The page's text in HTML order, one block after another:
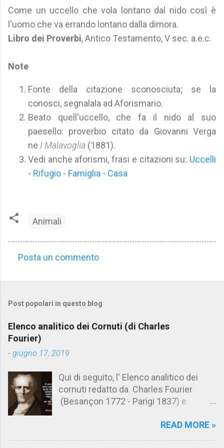
Come un uccello che vola lontano dal nido così è
l'uomo che va errando lontano dalla dimora.
Libro dei Proverbi, Antico Testamento, V sec. a.e.c.
Note
Fonte della citazione sconosciuta; se la
conosci, segnalala ad Aforismario.
Beato quell'uccello, che fa il nido al suo
paesello: proverbio citato da Giovanni Verga
ne I Malavoglia (1881).
Vedi anche aforismi, frasi e citazioni su: Uccelli
- Rifugio - Famiglia - Casa
Animali
m
e
n
t
Posta un commento
Post popolari in questo blog
Elenco analitico dei Cornuti (di Charles
Fourier)
- giugno 17, 2019
Qui di seguito, l' Elenco analitico dei
cornuti redatto da Charles Fourier
(Besançon 1772 - Parigi 1837) e
Aforismario trovi anche una raccolta di
READ MORE »